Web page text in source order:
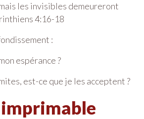
les invisibles demeureront
4:16-18
:
espérance ?
est-ce que je les acceptent ?